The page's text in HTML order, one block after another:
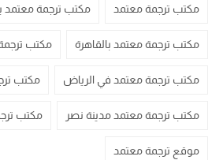
مكتب ترجمة معتمد مكتب ترجمة معتمد
مكتب ترجمة معتمد بالقاهرة مكتب
مكتب ترجمة معتمد في الرياض مكتب
مكتب ترجمة معتمد مدينة نصر مكتب
موقع ترجمة معتمد